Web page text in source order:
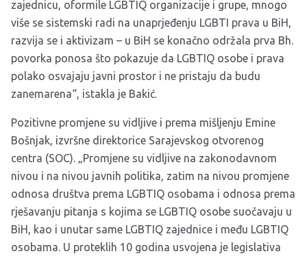
zajednicu, oformile LGBTIQ organizacije i grupe, mnogo
više se sistemski radi na unaprjeđenju LGBTI prava u BiH,
razvija se i aktivizam – u BiH se konačno održala prva Bh.
povorka ponosa što pokazuje da LGBTIQ osobe i prava
polako osvajaju javni prostor i ne pristaju da budu
zanemarena“, istakla je Bakić.
Pozitivne promjene su vidljive i prema mišljenju Emine
Bošnjak, izvršne direktorice Sarajevskog otvorenog
centra (SOC). „Promjene su vidljive na zakonodavnom
nivou i na nivou javnih politika, zatim na nivou promjene
odnosa društva prema LGBTIQ osobama i odnosa prema
rješavanju pitanja s kojima se LGBTIQ osobe suočavaju u
BiH, kao i unutar same LGBTIQ zajednice i među LGBTIQ
osobama. U proteklih 10 godina usvojena je legislativa